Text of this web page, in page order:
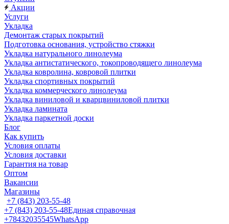
Акции
Услуги
Укладка
Демонтаж старых покрытий
Подготовка основания, устройство стяжки
Укладка натурального линолеума
Укладка антистатического, токопроводящего линолеума
Укладка ковролина, ковровой плитки
Укладка спортивных покрытий
Укладка коммерческого линолеума
Укладка виниловой и кварцвиниловой плитки
Укладка ламината
Укладка паркетной доски
Блог
Как купить
Условия оплаты
Условия доставки
Гарантия на товар
Оптом
Вакансии
Магазины
+7 (843) 203-55-48
+7 (843) 203-55-48Единая справочная
+78432035545WhatsApp